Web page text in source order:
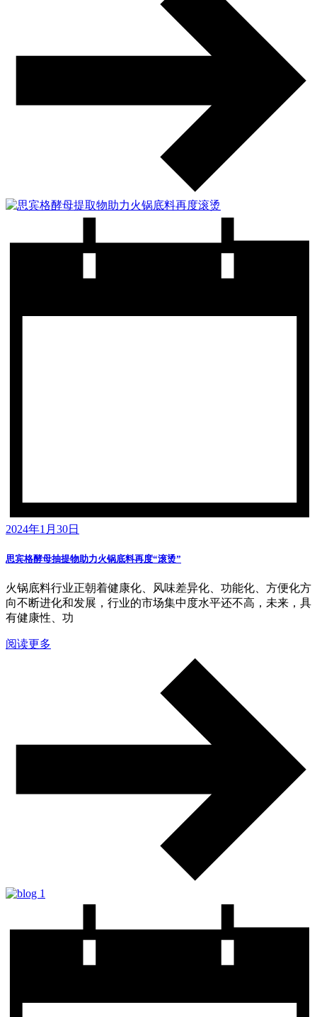
2024年1月30日
思宾格酵母抽提物助力火锅底料再度“滚烫”
火锅底料行业正朝着健康化、风味差异化、功能化、方便化方
向不断进化和发展，行业的市场集中度水平还不高，未来，具
有健康性、功
阅读更多